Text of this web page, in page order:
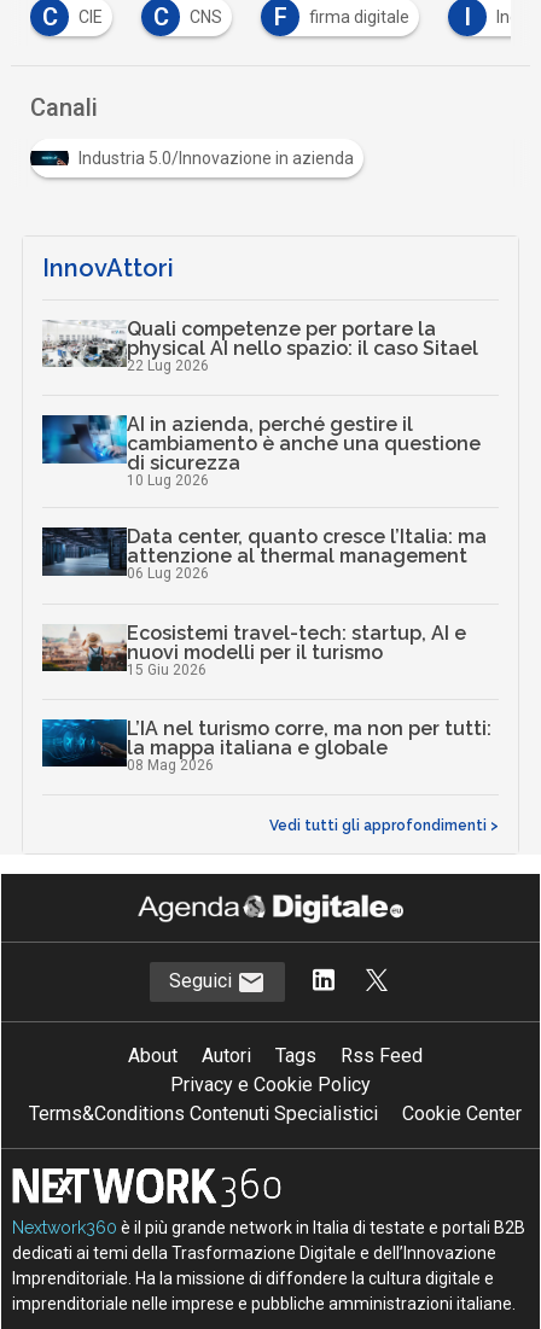
C
CNS F firma digitale I Industria 5.0
Canali
Industria 5.0/Innovazione in azienda
InnovAttori
Quali competenze per portare la
physical AI nello spazio: il caso Sitael
22 Lug 2026
AI in azienda, perché gestire il
cambiamento è anche una questione
di sicurezza
10 Lug 2026
Data center, quanto cresce l’Italia: ma
attenzione al thermal management
06 Lug 2026
Ecosistemi travel-tech: startup, AI e
nuovi modelli per il turismo
15 Giu 2026
L’IA nel turismo corre, ma non per tutti:
la mappa italiana e globale
08 Mag 2026
Vedi tutti gli approfondimenti >
Seguici
About Autori Tags
Rss Feed
Privacy e Cookie Policy
Terms&Conditions Contenuti Specialistici
Cookie Center
Nextwork360 è il più grande network in Italia di testate e portali B2B
dedicati ai temi della Trasformazione Digitale e dell’Innovazione
Imprenditoriale. Ha la missione di diffondere la cultura digitale e
imprenditoriale nelle imprese e pubbliche amministrazioni italiane.